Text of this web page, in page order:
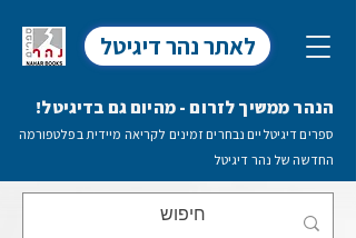
לאתר נהר דיגיטל
הנהר ממשיך לזרום - מהיום גם בדיגיטל!
ספרים דיגיטליים נבחרים זמינים לקריאה מיידית בפלטפורמה
החדשה של נהר דיגיטל